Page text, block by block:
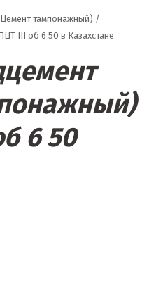
тампонажный) /
III об 6 50 в Казахстане
6 50